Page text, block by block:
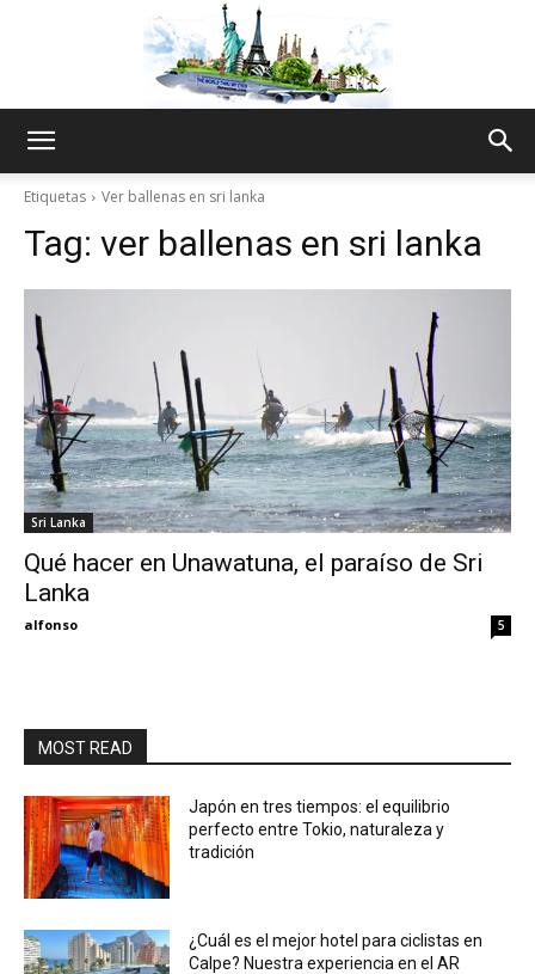
My
Etiquetas Ver ballenas en sri lanka
Tag: ver ballenas en sri lanka
Sri Lanka
Qué hacer en Unawatuna, el paraíso de Sri
Lanka
alfonso 5
MOST READ
Japón en tres tiempos: el equilibrio
perfecto entre Tokio, naturaleza y
tradición
¿Cuál es el mejor hotel para ciclistas en
Calpe? Nuestra experiencia en el AR